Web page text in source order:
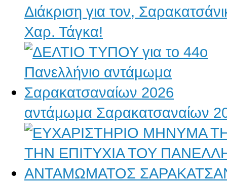
Διάκριση για τον,
Χαρ. Τάγκα!
αντάμωμα Σαρακατσαναίων